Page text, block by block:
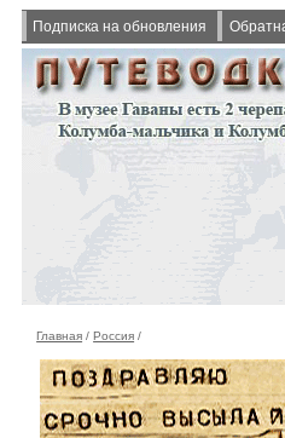
Подписка на обновления
Главная /Россия /